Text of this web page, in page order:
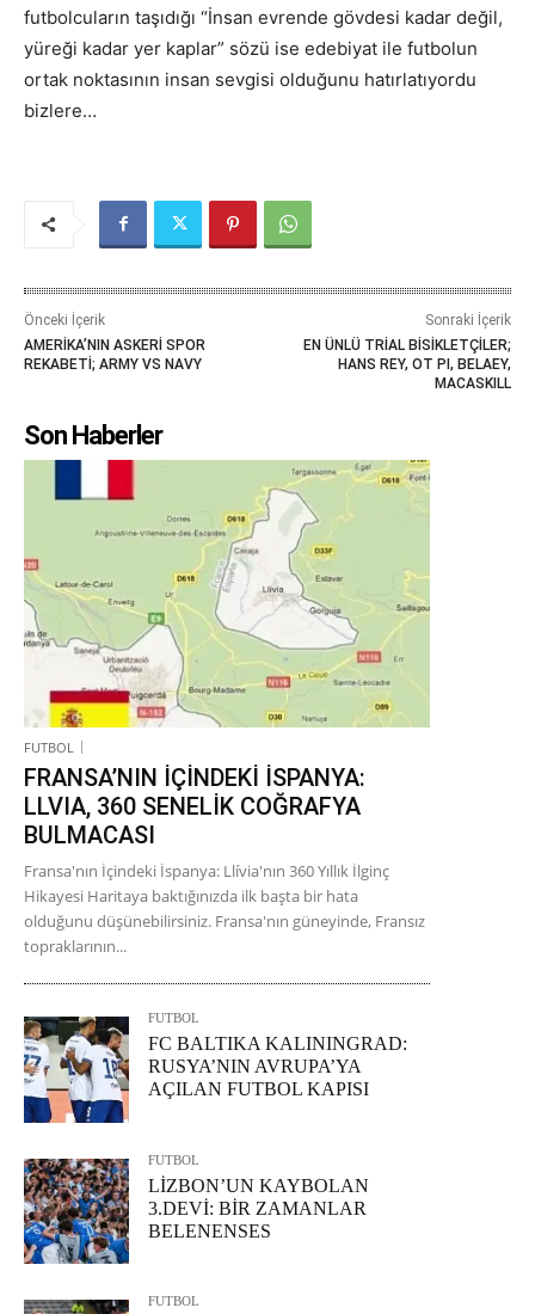
futbolcuların taşıdığı “İnsan evrende gövdesi kadar değil,
yüreği kadar yer kaplar” sözü ise edebiyat ile futbolun
ortak noktasının insan sevgisi olduğunu hatırlatıyordu
bizlere…
Önceki İçerik
AMERİKA’NIN ASKERİ SPOR
REKABETİ; ARMY VS NAVY
Sonraki İçerik
EN ÜNLÜ TRİAL BİSİKLETÇİLER;
HANS REY, OT PI, BELAEY,
MACASKILL
Son Haberler
FUTBOL
FRANSA’NIN İÇİNDEKİ İSPANYA:
LLVIA, 360 SENELİK COĞRAFYA
BULMACASI
Fransa'nın İçindeki İspanya: Llívia'nın 360 Yıllık İlginç
Hikayesi Haritaya baktığınızda ilk başta bir hata
olduğunu düşünebilirsiniz. Fransa'nın güneyinde, Fransız
topraklarının...
FUTBOL
FC BALTIKA KALININGRAD:
RUSYA’NIN AVRUPA’YA
AÇILAN FUTBOL KAPISI
FUTBOL
LİZBON’UN KAYBOLAN
3.DEVİ: BİR ZAMANLAR
BELENENSES
FUTBOL